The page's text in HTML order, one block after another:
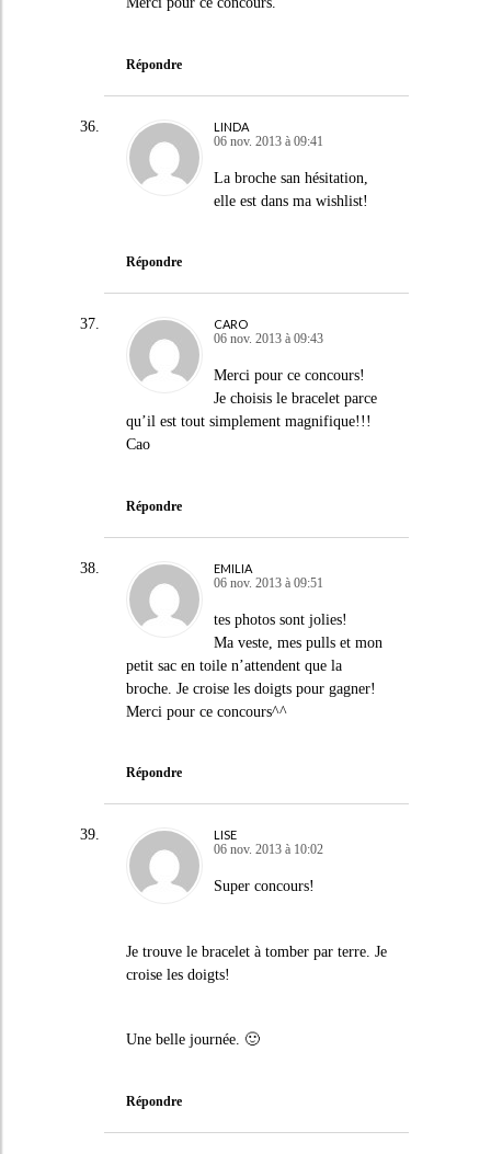
Répondre
LINDA
06 nov. 2013 à 09:41
La broche san hésitation,
elle est dans ma wishlist!
Répondre
CARO
06 nov. 2013 à 09:43
Merci pour ce concours!
Je choisis le bracelet parce
qu’il est tout simplement magnifique!!!
Cao
Répondre
EMILIA
06 nov. 2013 à 09:51
tes photos sont jolies!
Ma veste, mes pulls et mon
petit sac en toile n’attendent que la
broche. Je croise les doigts pour gagner!
Merci pour ce concours^^
Répondre
LISE
06 nov. 2013 à 10:02
Super concours!
Je trouve le bracelet à tomber par terre. Je
croise les doigts!
Une belle journée. 🙂
Répondre